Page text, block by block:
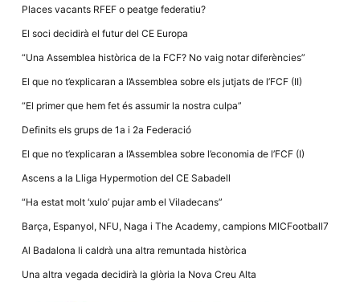
Places vacants RFEF o peatge federatiu?
El soci decidirà el futur del CE Europa
“Una Assemblea històrica de la FCF? No vaig notar diferències”
El que no t’explicaran a l’Assemblea sobre els jutjats de l’FCF (II)
“El primer que hem fet és assumir la nostra culpa”
Definits els grups de 1a i 2a Federació
El que no t’explicaran a l’Assemblea sobre l’economia de l’FCF (I)
Ascens a la Lliga Hypermotion del CE Sabadell
“Ha estat molt ‘xulo’ pujar amb el Viladecans”
Barça, Espanyol, NFU, Naga i The Academy, campions MICFootball7
Al Badalona li caldrà una altra remuntada històrica
Una altra vegada decidirà la glòria la Nova Creu Alta
de manera
del lloc web
la funcionalitat
Experiència
Alguns
tècnics del
emmagatzemen
dispositiu que